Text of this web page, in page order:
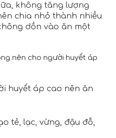
không tăng lượng
chia nhỏ thành nhiều
dồn vào ăn một
nên cho người huyết áp
huyết áp cao nên ăn
tẻ, lạc, vừng, đậu đỗ,